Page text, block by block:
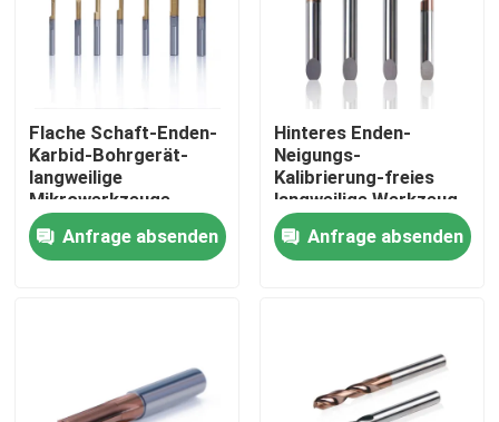
Fabrik Tour
Qualitätskontrolle
Kontakt
Dreheneinsätze des Karbids
Flache Schaft-Enden-
Karbid-Bohrgerät-
langweilige
Mikrowerkzeuge
Anfrage absenden
Hinteres Enden-
Neigungs-
Kalibrierung-freies
langweilige Werkzeug-
Hartmetall-
Mikrostückchen
Anfrage absenden